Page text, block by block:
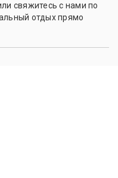
свяжитесь с нами по
отдых прямо